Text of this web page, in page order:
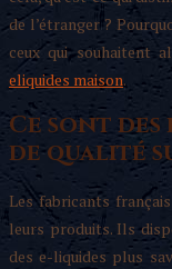
de l’étranger ?
ceux qui
eliquides maison.
Ce sont des
de qualité
Les fabricants
leurs produits. Ils
des e-liquides plus